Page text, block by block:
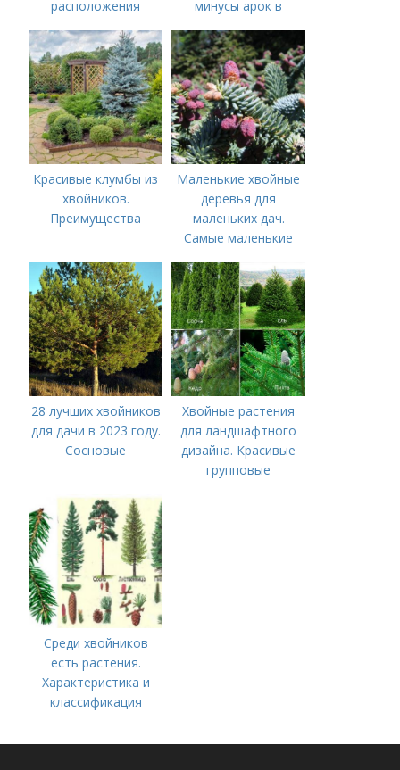
расположения
минусы арок в
гостиной
Красивые клумбы из
хвойников.
Преимущества
Маленькие хвойные
деревья для
маленьких дач.
Самые маленькие
хвойные деревья для
небольших дачных
участков
28 лучших хвойников
для дачи в 2023 году.
Сосновые
Хвойные растения
для ландшафтного
дизайна. Красивые
групповые
Среди хвойников
есть растения.
Характеристика и
классификация